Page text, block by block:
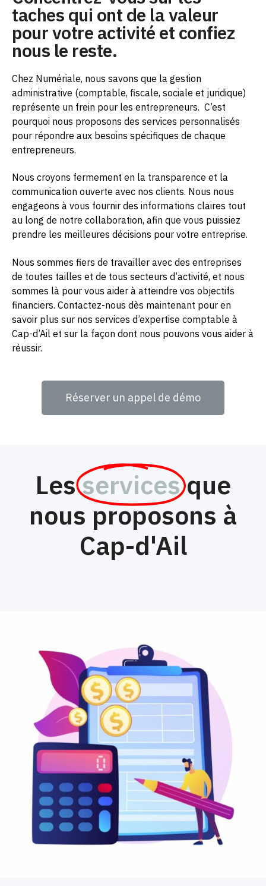
taches qui ont de la valeur
pour votre activité et confiez
nous le reste.
Chez Numériale, nous savons que la gestion
administrative (comptable, fiscale, sociale et juridique)
représente un frein pour les entrepreneurs. C’est
pourquoi nous proposons des services personnalisés
pour répondre aux besoins spécifiques de chaque
entrepreneurs.
Nous croyons fermement en la transparence et la
communication ouverte avec nos clients. Nous nous
engageons à vous fournir des informations claires tout
au long de notre collaboration, afin que vous puissiez
prendre les meilleures décisions pour votre entreprise.
Nous sommes fiers de travailler avec des entreprises
de toutes tailles et de tous secteurs d’activité, et nous
sommes là pour vous aider à atteindre vos objectifs
financiers. Contactez-nous dès maintenant pour en
savoir plus sur nos services d’expertise comptable à
Cap-d’Ail et sur la façon dont nous pouvons vous aider à
réussir.
Réserver un appel de démo
Lesservices que
nous proposons à
Cap-d'Ail